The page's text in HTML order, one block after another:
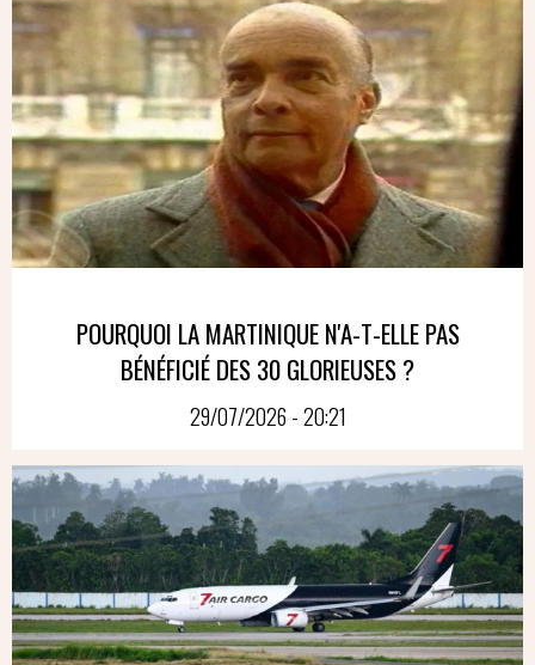
POURQUOI LA MARTINIQUE N'A-T-ELLE PAS
BÉNÉFICIÉ DES 30 GLORIEUSES ?
29/07/2026 - 20:21